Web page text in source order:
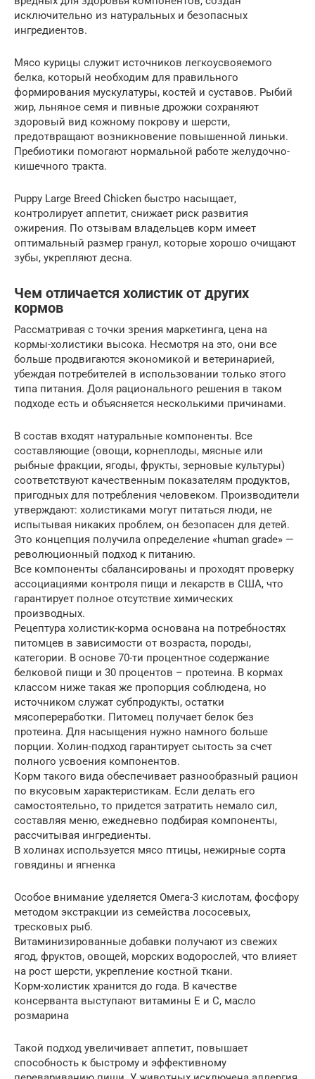
исключительно из натуральных и безопасных
ингредиентов.
Мясо курицы служит источников легкоусвояемого
белка, который необходим для правильного
формирования мускулатуры, костей и суставов. Рыбий
жир, льняное семя и пивные дрожжи сохраняют
здоровый вид кожному покрову и шерсти,
предотвращают возникновение повышенной линьки.
Пребиотики помогают нормальной работе желудочно-
кишечного тракта.
Puppy Large Breed Chicken быстро насыщает,
контролирует аппетит, снижает риск развития
ожирения. По отзывам владельцев корм имеет
оптимальный размер гранул, которые хорошо очищают
зубы, укрепляют десна.
Чем отличается холистик от других
кормов
Рассматривая с точки зрения маркетинга, цена на
кормы-холистики высока. Несмотря на это, они все
больше продвигаются экономикой и ветеринарией,
убеждая потребителей в использовании только этого
типа питания. Доля рационального решения в таком
подходе есть и объясняется несколькими причинами.
В состав входят натуральные компоненты. Все
составляющие (овощи, корнеплоды, мясные или
рыбные фракции, ягоды, фрукты, зерновые культуры)
соответствуют качественным показателям продуктов,
пригодных для потребления человеком. Производители
утверждают: холистиками могут питаться люди, не
испытывая никаких проблем, он безопасен для детей.
Это концепция получила определение «human grade» —
революционный подход к питанию.
Все компоненты сбалансированы и проходят проверку
ассоциациями контроля пищи и лекарств в США, что
гарантирует полное отсутствие химических
производных.
Рецептура холистик-корма основана на потребностях
питомцев в зависимости от возраста, породы,
категории. В основе 70-ти процентное содержание
белковой пищи и 30 процентов – протеина. В кормах
классом ниже такая же пропорция соблюдена, но
источником служат субпродукты, остатки
мясопереработки. Питомец получает белок без
протеина. Для насыщения нужно намного больше
порции. Холин-подход гарантирует сытость за счет
полного усвоения компонентов.
Корм такого вида обеспечивает разнообразный рацион
по вкусовым характеристикам. Если делать его
самостоятельно, то придется затратить немало сил,
составляя меню, ежедневно подбирая компоненты,
рассчитывая ингредиенты.
В холинах используется мясо птицы, нежирные сорта
говядины и ягненка
Особое внимание уделяется Омега-3 кислотам, фосфору
методом экстракции из семейства лососевых,
тресковых рыб.
Витаминизированные добавки получают из свежих
ягод, фруктов, овощей, морских водорослей, что влияет
на рост шерсти, укрепление костной ткани.
Корм-холистик хранится до года. В качестве
консерванта выступают витамины Е и С, масло
розмарина
Такой подход увеличивает аппетит, повышает
способность к быстрому и эффективному